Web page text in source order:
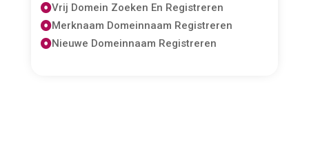
Vrij Domein Zoeken En Registreren
Merknaam Domeinnaam Registreren
Nieuwe Domeinnaam Registreren